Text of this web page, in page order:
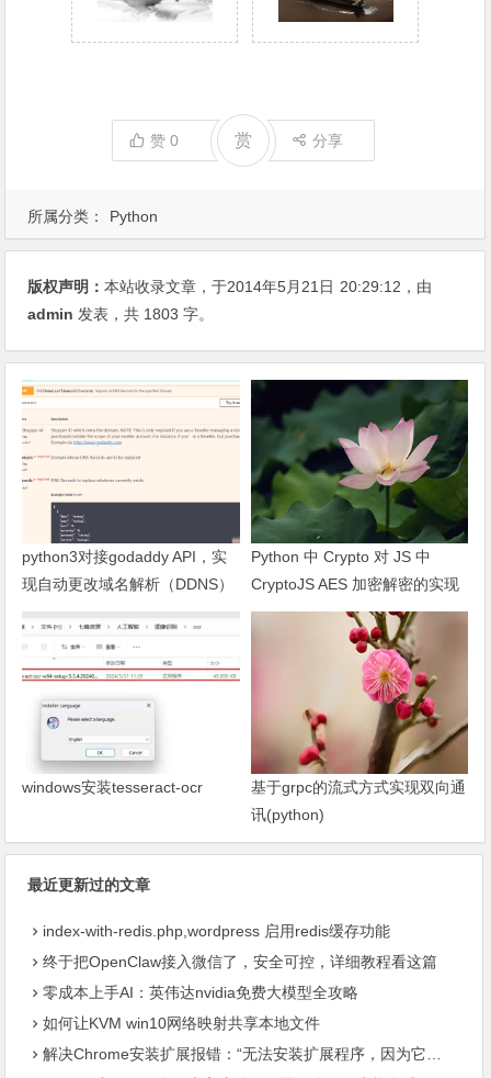
所属分类： Python
赞0 赏 分享
版权声明：本站收录文章，于2014年5月21日 20:29:12 ，由
admin 发表，共 1803 字。
python3对接godaddy API，实
现自动更改域名解析（DDNS）
Python 中 Crypto 对 JS 中
CryptoJS AES 加密解密的实现
及问题处理
windows安装tesseract-ocr
基于grpc的流式方式实现双向通
讯(python)
最近更新过的文章
index-with-redis.php,wordpress 启用redis缓存功能
终于把OpenClaw接入微信了，安全可控，详细教程看这篇
零成本上手AI：英伟达nvidia免费大模型全攻略
如何让KVM win10网络映射共享本地文件
解决Chrome安装扩展报错：“无法安装扩展程序，因为它使用了不受支持的清单版本“